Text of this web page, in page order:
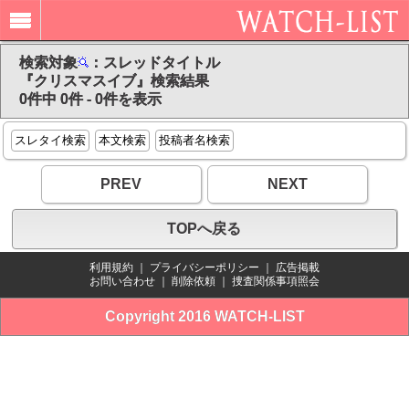
検索対象
：スレッドタイトル
『クリスマスイブ』検索結果
0件中 0件 - 0件を表示
スレタイ検索 本文検索 投稿者名検索
PREV NEXT
TOPへ戻る
利用規約 プライバシーポリシー
広告掲載
お問い合わせ
削除依頼 捜査関係事項照会
Copyright 2016 WATCH-LIST